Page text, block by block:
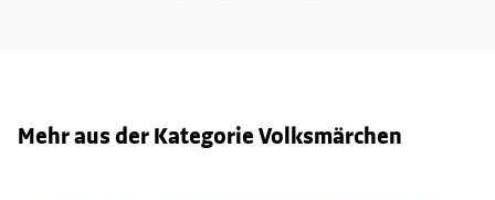
Mehr aus der Kategorie Volksmärchen